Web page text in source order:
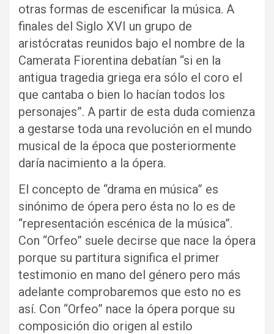
otras formas de escenificar la música. A
finales del Siglo XVI un grupo de
aristócratas reunidos bajo el nombre de la
Camerata Fiorentina debatían “si en la
antigua tragedia griega era sólo el coro el
que cantaba o bien lo hacían todos los
personajes”. A partir de esta duda comienza
a gestarse toda una revolución en el mundo
musical de la época que posteriormente
daría nacimiento a la ópera.
El concepto de “drama en música” es
sinónimo de ópera pero ésta no lo es de
“representación escénica de la música”.
Con “Orfeo” suele decirse que nace la ópera
porque su partitura significa el primer
testimonio en mano del género pero más
adelante comprobaremos que esto no es
así. Con “Orfeo” nace la ópera porque su
composición dio origen al estilo